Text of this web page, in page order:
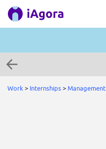
Work > Internships> Management